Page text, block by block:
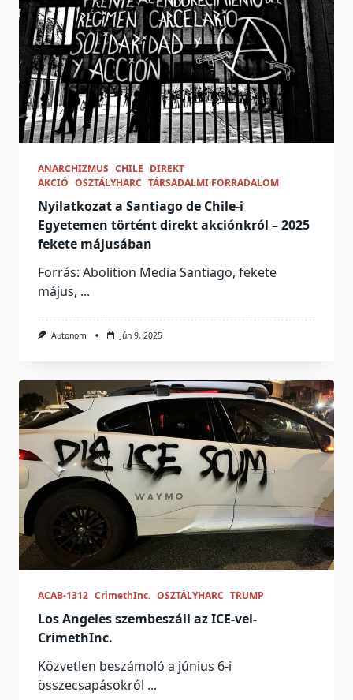
ANARCHIZMUS CHILE DIREKT
AKCIÓ OSZTÁLYHARC TÁRSADALMI FORRADALOM
Nyilatkozat a Santiago de Chile-i
Egyetemen történt direkt akciónkról – 2025
fekete májusában
Forrás: Abolition Media Santiago, fekete
május, ...
Autonom Jún 9, 2025
ACAB-1312 CrimethInc. OSZTÁLYHARC TRUMP
Los Angeles szembeszáll az ICE-vel-
CrimethInc.
Közvetlen beszámoló a június 6-i
összecsapásokról ...